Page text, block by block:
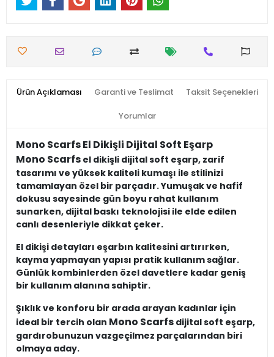
Ürün Açıklaması Garanti ve Teslimat Taksit Seçenekleri
Yorumlar
Mono Scarfs El Dikişli Dijital Soft Eşarp
Mono Scarfs el dikişli dijital soft eşarp, zarif
tasarımı ve yüksek kaliteli kumaşı ile stilinizi
tamamlayan özel bir parçadır. Yumuşak ve hafif
dokusu sayesinde gün boyu rahat kullanım
sunarken, dijital baskı teknolojisi ile elde edilen
canlı desenleriyle dikkat çeker.
El dikişi detayları eşarbın kalitesini artırırken,
kayma yapmayan yapısı pratik kullanım sağlar.
Günlük kombinlerden özel davetlere kadar geniş
bir kullanım alanına sahiptir.
Şıklık ve konforu bir arada arayan kadınlar için
ideal bir tercih olan Mono Scarfs dijital soft eşarp,
gardırobunuzun vazgeçilmez parçalarından biri
olmaya aday.